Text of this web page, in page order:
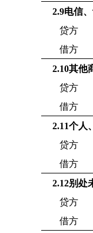
2.9电信
贷方
借方
2.10其他
贷方
借方
2.11个人
贷方
借方
2.12别处
贷方
借方